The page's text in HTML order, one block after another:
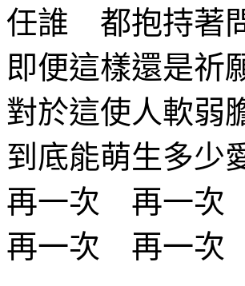
任誰 都抱持著
即便這樣還是祈
對於這使人軟
到底能萌生多少
再一次 再一次
再一次 再一次